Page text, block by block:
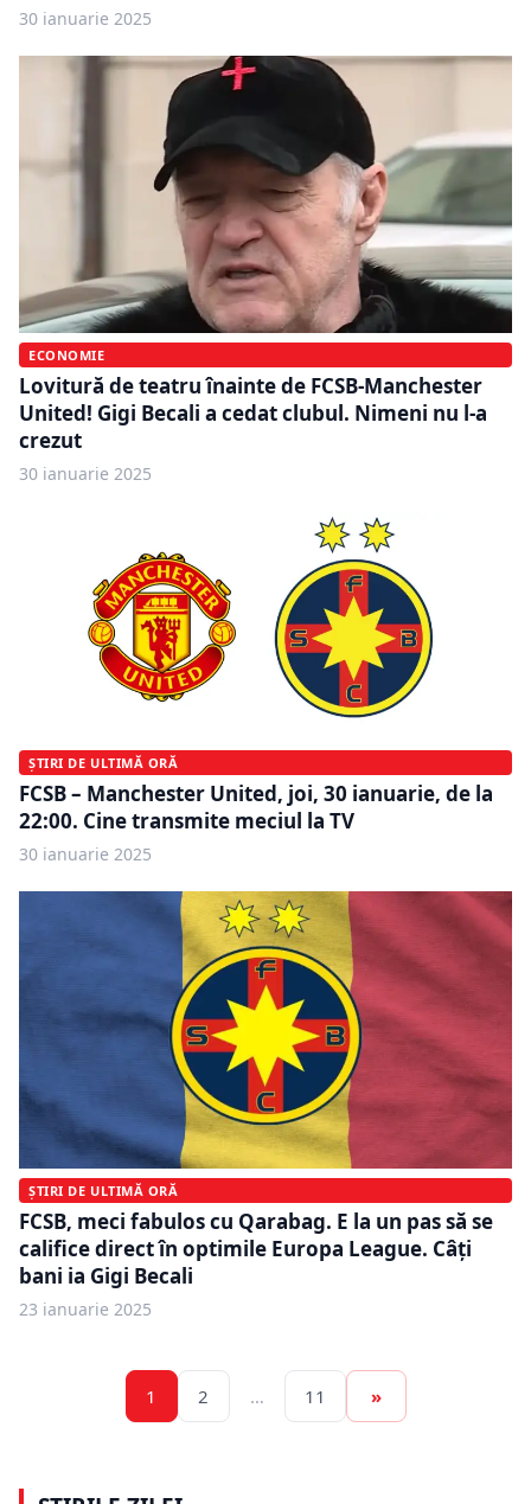
30 ianuarie 2025
ECONOMIE
Lovitură de teatru înainte de FCSB-Manchester
United! Gigi Becali a cedat clubul. Nimeni nu l-a
crezut
30 ianuarie 2025
ȘTIRI DE ULTIMĂ ORĂ
FCSB – Manchester United, joi, 30 ianuarie, de la
22:00. Cine transmite meciul la TV
30 ianuarie 2025
ȘTIRI DE ULTIMĂ ORĂ
FCSB, meci fabulos cu Qarabag. E la un pas să se
califice direct în optimile Europa League. Câți
bani ia Gigi Becali
23 ianuarie 2025
1 2 … 11 »